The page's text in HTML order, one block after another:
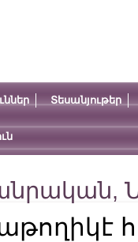
Տեսանյութեր
,